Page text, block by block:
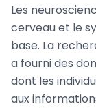
Les
cerveau et le
base. La
a fourni des
dont les
aux